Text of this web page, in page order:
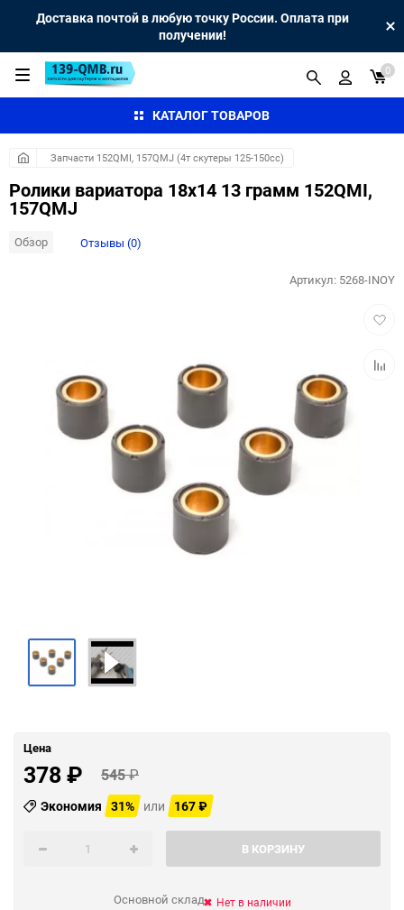
Доставка почтой в любую точку России. Оплата при
получении!
КАТАЛОГ ТОВАРОВ
0
Запчасти 152QMI, 157QMJ (4т скутеры 125-150сс)
Ролики вариатора 18x14 13 грамм 152QMI,
157QMJ
Обзор Отзывы (0)
Артикул: 5268-INOY
Цена
378₽ 545₽
Экономия 31% или 167₽
В КОРЗИНУ
Основной склад Нет в наличии